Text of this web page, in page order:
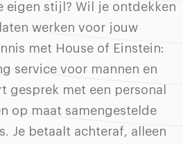
eigen stijl? Wil je ontdekken
werken voor jouw
met House of Einstein:
service voor mannen en
gesprek met een personal
op maat samengestelde
Je betaalt achteraf, alleen